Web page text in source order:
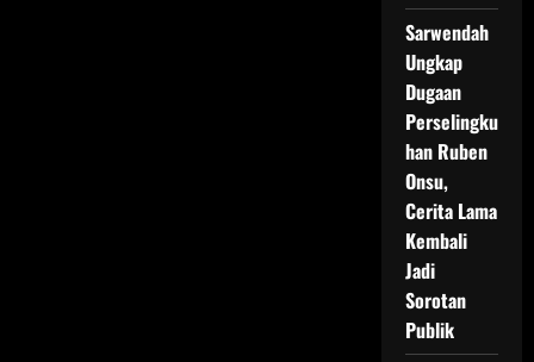
Sarwendah
Ungkap
Dugaan
Perselingku
han Ruben
Onsu,
Cerita Lama
Kembali
Jadi
Sorotan
Publik